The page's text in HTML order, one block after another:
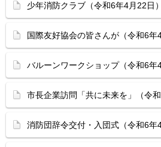
少年消防クラブ（令和6年4月22日）
国際友好協会の皆さんが（令和6年4
バルーンワークショップ（令和6年4
市長企業訪問「共に未来を」（令和
消防団辞令交付・入団式（令和6年4